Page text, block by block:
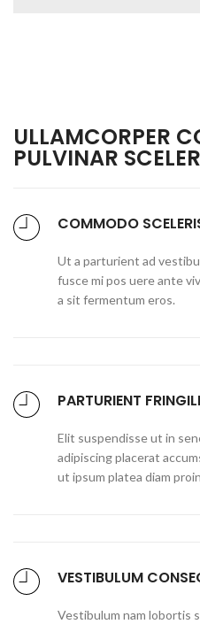
ULLAMCORPER
PULVINAR
COMMODO
Ut a parturient ad
fusce mi pos uere ante
a sit fermentum eros.
PARTURIENT
Elit suspendisse ut in
adipiscing placerat
ut ipsum platea diam
VESTIBULUM
Vestibulum nam lobortis